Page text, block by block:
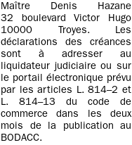
Maître Denis Hazane
32 boulevard Victor Hugo
10000 Troyes. Les
déclarations des créances
sont à adresser au
liquidateur judiciaire ou sur
le portail électronique prévu
par les articles L. 814–2 et
L. 814–13 du code de
commerce dans les deux
mois de la publication au
BODACC.